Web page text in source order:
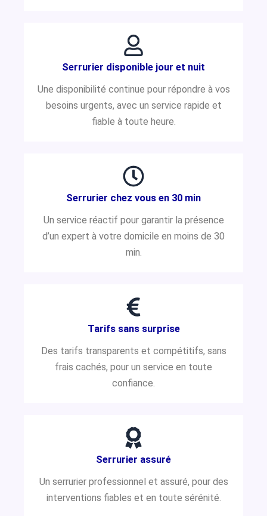
Serrurier disponible jour et nuit
Une disponibilité continue pour répondre à vos
besoins urgents, avec un service rapide et
fiable à toute heure.
Serrurier chez vous en 30 min
Un service réactif pour garantir la présence
d’un expert à votre domicile en moins de 30
min.
Tarifs sans surprise
Des tarifs transparents et compétitifs, sans
frais cachés, pour un service en toute
confiance.
Serrurier assuré
Un serrurier professionnel et assuré, pour des
interventions fiables et en toute sérénité.